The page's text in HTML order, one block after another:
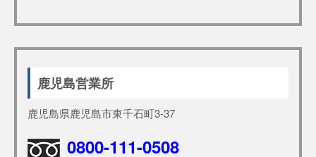
鹿児島営業所
鹿児島県鹿児島市東千石町3-37
0800-111-0508